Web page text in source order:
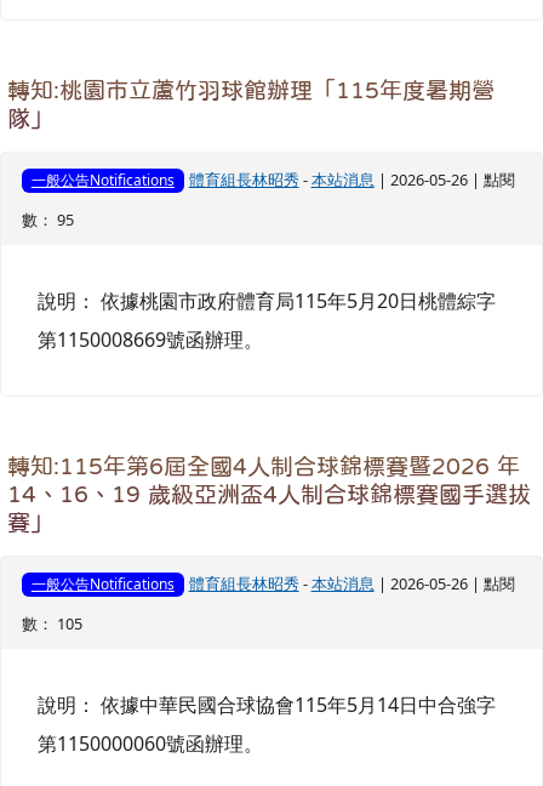
轉知:桃園市立蘆竹羽球館辦理「115年度暑期營
隊」
一般公告Notifications 體育組長林昭秀 -本站消息 | 2026-05-26 | 點閱
數： 95
說明： 依據桃園市政府體育局115年5月20日桃體綜字
第1150008669號函辦理。
轉知:115年第6屆全國4人制合球錦標賽暨2026 年
14、16、19 歲級亞洲盃4人制合球錦標賽國手選拔
賽」
一般公告Notifications 體育組長林昭秀 -本站消息 | 2026-05-26 | 點閱
數： 105
說明： 依據中華民國合球協會115年5月14日中合強字
第1150000060號函辦理。